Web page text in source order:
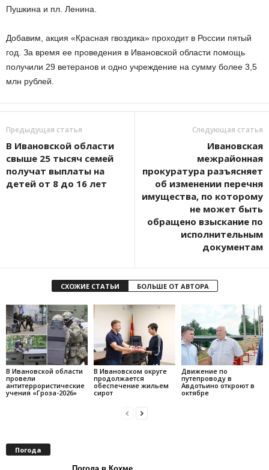
Пушкина и пл. Ленина.
Добавим, акция «Красная гвоздика» проходит в России пятый
год. За время ее проведения в Ивановской области помощь
получили 29 ветеранов и одно учреждение на сумму более 3,5
млн рублей.
Предыдущая статья
В Ивановской области
свыше 25 тысяч семей
получат выплаты на
детей от 8 до 16 лет
Следующая статья
Ивановская
межрайонная
прокуратура разъясняет
об изменении перечня
имущества, по которому
не может быть
обращено взыскание по
исполнительным
документам
СХОЖИЕ СТАТЬИ БОЛЬШЕ ОТ АВТОРА
В Ивановской области
провели
антитеррористические
учения «Гроза-2026»
В Ивановском округе
продолжается
обеспечение жильем
сирот
Движение по
путепроводу в
Авдотьино откроют в
октябре
Погода